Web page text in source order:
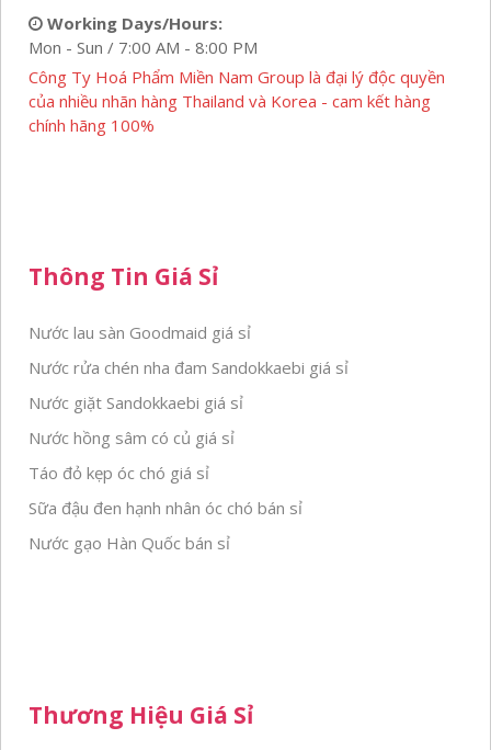
Working Days/Hours:
Mon - Sun / 7:00 AM - 8:00 PM
Công Ty Hoá Phẩm Miền Nam Group là đại lý độc quyền
của nhiều nhãn hàng Thailand và Korea - cam kết hàng
chính hãng 100%
Thông Tin Giá Sỉ
Nước lau sàn Goodmaid giá sỉ
Nước rửa chén nha đam Sandokkaebi giá sỉ
Nước giặt Sandokkaebi giá sỉ
Nước hồng sâm có củ giá sỉ
Táo đỏ kẹp óc chó giá sỉ
Sữa đậu đen hạnh nhân óc chó bán sỉ
Nước gạo Hàn Quốc bán sỉ
Thương Hiệu Giá Sỉ